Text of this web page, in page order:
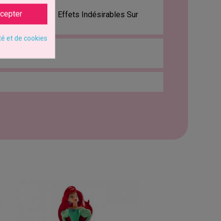
Peut Avoir Des Effets Indésirables Sur
Enfants.
et de cookies